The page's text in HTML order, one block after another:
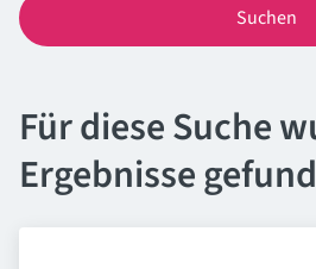
Suchen
Für diese Suche
Ergebnisse